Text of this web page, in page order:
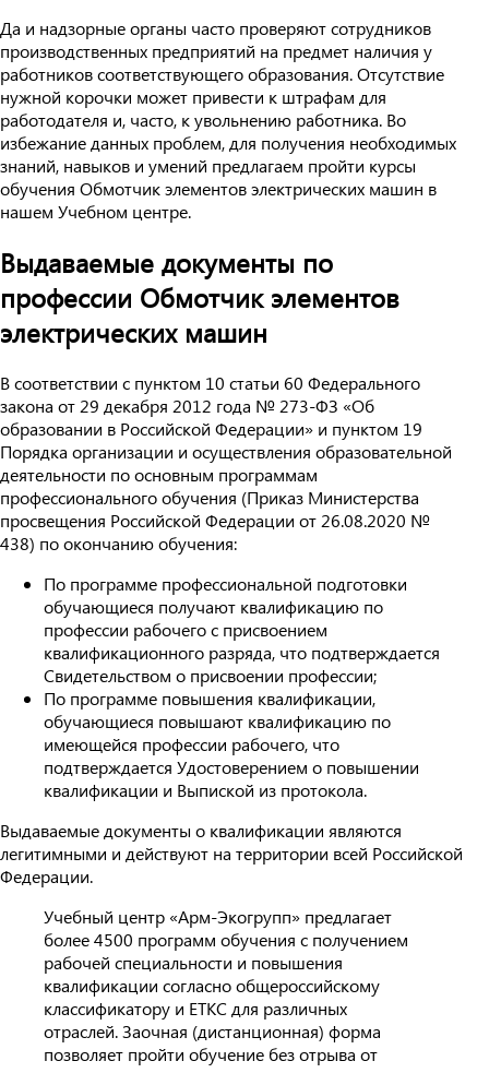
Да и надзорные органы часто проверяют сотрудников
производственных предприятий на предмет наличия у
работников соответствующего образования. Отсутствие
нужной корочки может привести к штрафам для
работодателя и, часто, к увольнению работника. Во
избежание данных проблем, для получения необходимых
знаний, навыков и умений предлагаем пройти курсы
обучения Обмотчик элементов электрических машин в
нашем Учебном центре.
Выдаваемые документы по
профессии Обмотчик элементов
электрических машин
В соответствии с пунктом 10 статьи 60 Федерального
закона от 29 декабря 2012 года № 273-ФЗ «Об
образовании в Российской Федерации» и пунктом 19
Порядка организации и осуществления образовательной
деятельности по основным программам
профессионального обучения (Приказ Министерства
просвещения Российской Федерации от 26.08.2020 №
438) по окончанию обучения:
По программе профессиональной подготовки
обучающиеся получают квалификацию по
профессии рабочего с присвоением
квалификационного разряда, что подтверждается
Свидетельством о присвоении профессии;
По программе повышения квалификации,
обучающиеся повышают квалификацию по
имеющейся профессии рабочего, что
подтверждается Удостоверением о повышении
квалификации и Выпиской из протокола.
Выдаваемые документы о квалификации являются
легитимными и действуют на территории всей Российской
Федерации.
Учебный центр «Арм-Экогрупп» предлагает
более 4500 программ обучения с получением
рабочей специальности и повышения
квалификации согласно общероссийскому
классификатору и ЕТКС для различных
отраслей. Заочная (дистанционная) форма
позволяет пройти обучение без отрыва от